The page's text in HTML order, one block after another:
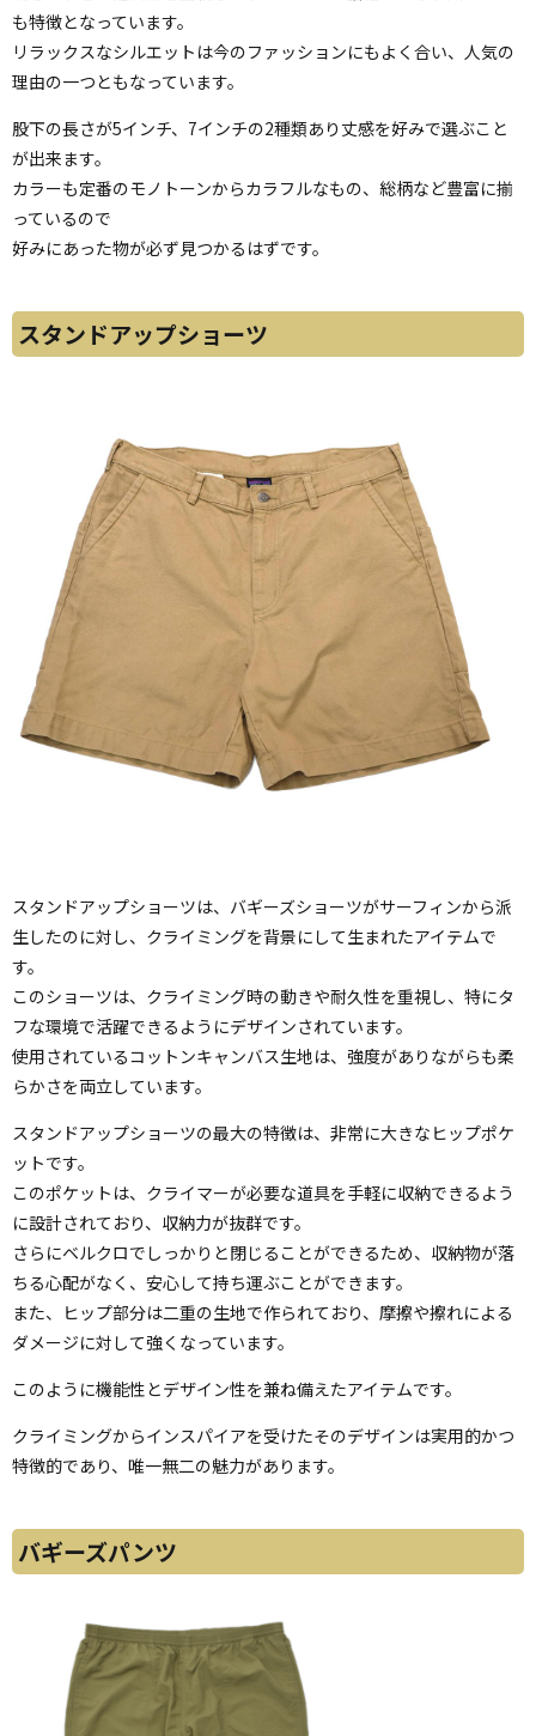
も特徴となっています。
リラックスなシルエットは今のファッションにもよく合い、人気の
理由の一つともなっています。
股下の長さが5インチ、7インチの2種類あり丈感を好みで選ぶこと
が出来ます。
カラーも定番のモノトーンからカラフルなもの、総柄など豊富に揃
っているので
好みにあった物が必ず見つかるはずです。
スタンドアップショーツ
スタンドアップショーツは、バギーズショーツがサーフィンから派
生したのに対し、クライミングを背景にして生まれたアイテムで
す。
このショーツは、クライミング時の動きや耐久性を重視し、特にタ
フな環境で活躍できるようにデザインされています。
使用されているコットンキャンバス生地は、強度がありながらも柔
らかさを両立しています。
スタンドアップショーツの最大の特徴は、非常に大きなヒップポケ
ットです。
このポケットは、クライマーが必要な道具を手軽に収納できるよう
に設計されており、収納力が抜群です。
さらにベルクロでしっかりと閉じることができるため、収納物が落
ちる心配がなく、安心して持ち運ぶことができます。
また、ヒップ部分は二重の生地で作られており、摩擦や擦れによる
ダメージに対して強くなっています。
このように機能性とデザイン性を兼ね備えたアイテムです。
クライミングからインスパイアを受けたそのデザインは実用的かつ
特徴的であり、唯一無二の魅力があります。
バギーズパンツ